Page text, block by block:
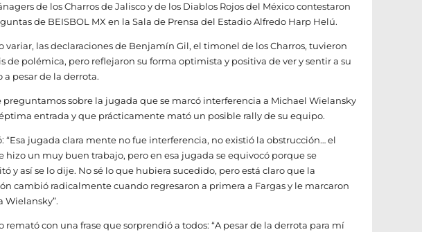
de los Charros de Jalisco y de los Diablos Rojos del México contestaron
de BEISBOL MX en la Sala de Prensa del Estadio Alfredo Harp Helú.
variar, las declaraciones de Benjamín Gil, el timonel de los Charros, tuvieron
de polémica, pero reflejaron su forma optimista y positiva de ver y sentir a su
a pesar de la derrota.
preguntamos sobre la jugada que se marcó interferencia a Michael Wielansky
entrada y que prácticamente mató un posible rally de su equipo.
“Esa jugada clara mente no fue interferencia, no existió la obstrucción… el
hizo un muy buen trabajo, pero en esa jugada se equivocó porque se
y así se lo dije. No sé lo que hubiera sucedido, pero está claro que la
cambió radicalmente cuando regresaron a primera a Fargas y le marcaron
Wielansky”.
remató con una frase que sorprendió a todos: “A pesar de la derrota para mí